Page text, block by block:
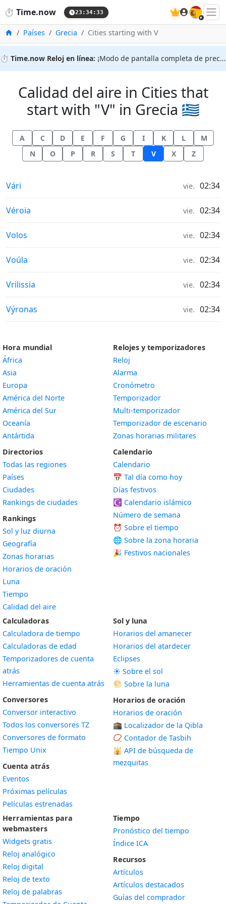
⏱️ Time.now 23:34:33 🇪🇸
InicioPaíses Grecia Cities starting with V
⏱️ Time.now Reloj en línea: ¡Modo de pantalla completa de precisión!
Calidad del aire in Cities that
start with "V" in Grecia 🇬🇷
A C D E F G I K L
M
N
O P R S T V X Z
Calidad del aire in
Vári vie. 02:34
Calidad del aire in
Véroia vie. 02:34
Calidad del aire in
Volos vie. 02:34
Calidad del aire in
Voúla vie. 02:34
Calidad del aire in
Vrilissia vie. 02:34
Calidad del aire in
Výronas vie. 02:34
Hora mundial
África
Asia
Europa
América del Norte
América del Sur
Oceanía
Antártida
Directorios
Todas las regiones
Países
Ciudades
Rankings de ciudades
Rankings
Sol y luz diurna
Geografía
Zonas horarias
Horarios de oración
Luna
Tiempo
Calidad del aire
Relojes y temporizadores
Reloj
Alarma
Cronómetro
Temporizador
Multi-temporizador
Temporizador de escenario
Zonas horarias militares
Calendario
Calendario
📅 Tal día como hoy
Días festivos
☪️ Calendario islámico
Número de semana
⏰ Sobre el tiempo
🌐 Sobre la zona horaria
🎉 Festivos nacionales
Calculadoras
Calculadora de tiempo
Calculadoras de edad
Temporizadores de cuenta
atrás
Herramientas de cuenta atrás
Conversores
Conversor interactivo
Todos los conversores TZ
Conversores de formato
Tiempo Unix
Cuenta atrás
Eventos
Próximas películas
Películas estrenadas
Sol y luna
Horarios del amanecer
Horarios del atardecer
Eclipses
☀️ Sobre el sol
🌕 Sobre la luna
Horarios de oración
Horarios de oración
🕋 Localizador de la Qibla
📿 Contador de Tasbih
🕌 API de búsqueda de
mezquitas
Herramientas para
webmasters
Widgets gratis
Reloj analógico
Reloj digital
Reloj de texto
Reloj de palabras
Tiempo
Pronóstico del tiempo
Índice ICA
Recursos
Artículos
Artículos destacados
Guías del comprador